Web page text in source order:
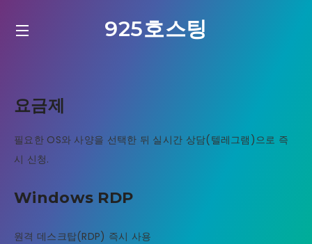
925호스팅
요금제
필요한 OS와 사양을 선택한 뒤 실시간 상담(텔레그램)으로 즉
시 신청.
Windows RDP
원격 데스크탑(RDP) 즉시 사용